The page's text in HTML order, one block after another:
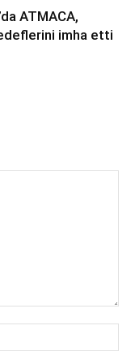
ATMACA,
imha etti